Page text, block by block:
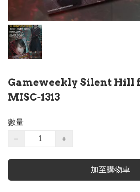
Gameweekly Silent Hill f
MISC-1313
數量
−
+
加至購物車